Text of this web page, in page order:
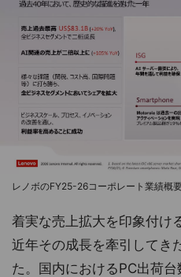
レノボのFY25-26コーポレート業績概
着実な売上拡大を印象付け
近年その成長を牽引してき
た。国内におけるPC出荷